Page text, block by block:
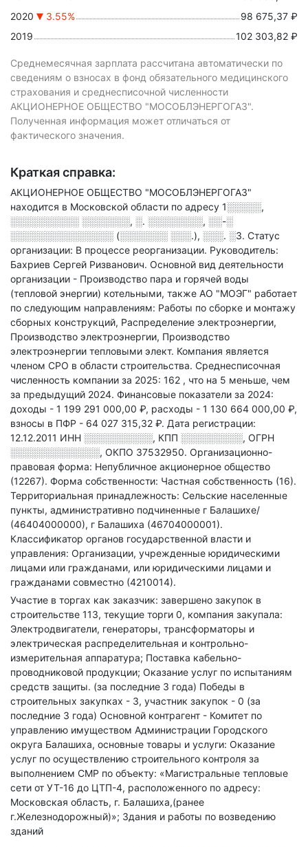
2020
3.55%
98 675,37 ₽
2019
102 303,82 ₽
Среднемесячная зарплата рассчитана автоматически по
сведениям о взносах в фонд обязательного медицинского
страхования и среднесписочной численности
АКЦИОНЕРНОЕ ОБЩЕСТВО "МОСОБЛЭНЕРГОГАЗ".
Полученная информация может отличаться от
фактического значения.
Краткая справка:
АКЦИОНЕРНОЕ ОБЩЕСТВО "МОСОБЛЭНЕРГОГАЗ"
находится в Московской области по адресу 1░░░░░,
░░░░░░░░░░ ░░░░░░░, ░. ░░░░░░░░, ░░-░
░░░░░░░░░░░░░░░ (░░░░░░░ ░░░.), ░░░. ░3. Статус
организации: В процессе реорганизации. Руководитель:
Бахриев Сергей Ризванович. Основной вид деятельности
организации - Производство пара и горячей воды
(тепловой энергии) котельными, также АО "МОЭГ" работает
по следующим направлениям: Работы по сборке и монтажу
сборных конструкций, Распределение электроэнергии,
Производство электроэнергии, Производство
электроэнергии тепловыми элект. Компания является
членом СРО в области строительства. Среднесписочная
численность компании за 2025: 162 , что на 5 меньше, чем
за предыдущий 2024. Финансовые показатели за 2024:
доходы - 1 199 291 000,00 ₽, расходы - 1 130 664 000,00 ₽,
взносы в ПФР - 64 027 315,32 ₽. Дата регистрации:
12.12.2011 ИНН ░░░░░░░░░░, КПП ░░░░░░░░░, ОГРН
░░░░░░░░░░░░░, ОКПО 37532950. Организационно-
правовая форма: Непубличное акционерное общество
(12267). Форма собственности: Частная собственность (16).
Территориальная принадлежность: Сельские населенные
пункты, административно подчиненные г Балашихе/
(46404000000), г Балашиха (46704000001).
Классификатор органов государственной власти и
управления: Организации, учрежденные юридическими
лицами или гражданами, или юридическими лицами и
гражданами совместно (4210014).
Участие в торгах как заказчик: завершено закупок в
строительстве 113, текущие торги 0, компания закупала:
Электродвигатели, генераторы, трансформаторы и
электрическая распределительная и контрольно-
измерительная аппаратура; Поставка кабельно-
проводниковой продукции; Оказание услуг по испытаниям
средств защиты. (за последние 3 года) Победы в
строительных закупках - 3, участник закупок - 0 (за
последние 3 года) Основной контрагент - Комитет по
управлению имуществом Администрации Городского
округа Балашиха, основные товары и услуги: Оказание
услуг по осуществлению строительного контроля за
выполнением СМР по объекту: «Магистральные тепловые
сети от УТ-16 до ЦТП-4, расположенного по адресу:
Московская область, г. Балашиха,(ранее
г.Железнодорожный)»; Здания и работы по возведению
зданий